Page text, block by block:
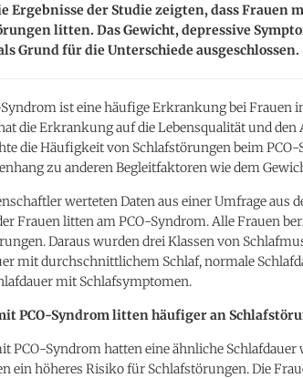
Ergebnisse der Studie zeigten, dass Frauen
litten. Das Gewicht, depressive
Grund für die Unterschiede ausgeschlossen.
Syndrom ist eine häufige Erkrankung bei Frauen
die Erkrankung auf die Lebensqualität und den
die Häufigkeit von Schlafstörungen beim
zu anderen Begleitfaktoren wie dem
werteten Daten aus einer Umfrage aus
Frauen litten am PCO-Syndrom. Alle Frauen
Daraus wurden drei Klassen von
mit durchschnittlichem Schlaf, normale
mit Schlafsymptomen.
PCO-Syndrom litten häufiger an
PCO-Syndrom hatten eine ähnliche Schlafdauer
ein höheres Risiko für Schlafstörungen. Die